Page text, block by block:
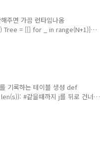
주면 가끔 런타임나옴
= [[] for _ in range(N+1)]
Tree[u].append(v)
리 어답터가 아닌 노드의 수를
기록하는 테이블 생성 def
#같을때까지 j를 뒤로 건너뛰
대입 --> i, j 둘다 1씩 증가 if
= [] table =